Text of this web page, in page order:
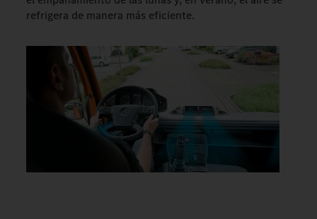
refrigera de manera más eficiente.